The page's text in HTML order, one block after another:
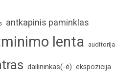
antkapinis paminklas
lenta auditorija
dailininkas(-ė) ekspozicija